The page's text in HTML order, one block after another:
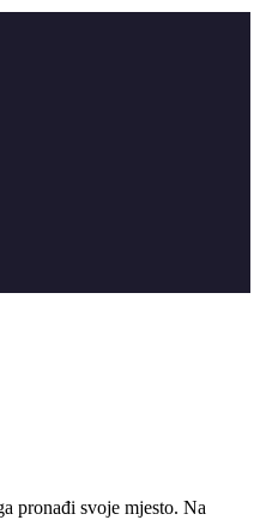
pronađi svoje mjesto. Na